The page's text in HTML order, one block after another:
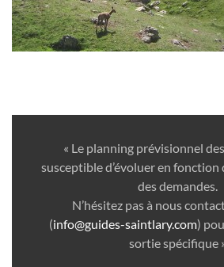
« Le planning prévisionnel
susceptible d’évoluer en
des demandes.
N’hésitez pas à nous
(info@guides-saintlary.com)
sortie spécifique